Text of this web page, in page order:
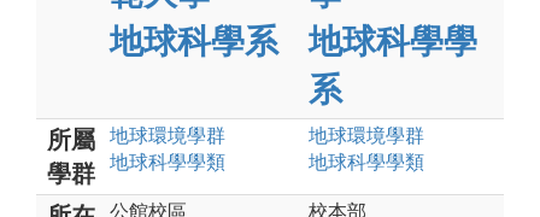
地球科學系
地球科學學
系
所屬
學群
地球環境學群
地球科學學類
地球環境學群
地球科學學類
公館校區
校本部